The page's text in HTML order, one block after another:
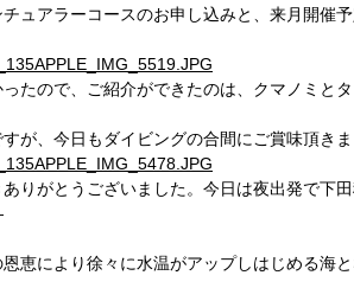
ュアラーコースのお申し込みと、来月開催
たので、ご紹介ができたのは、クマノミと
が、今日もダイビングの合間にご賞味頂き
りがとうございました。今日は夜出発で下田
恵により徐々に水温がアップしはじめる海